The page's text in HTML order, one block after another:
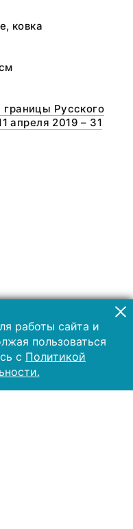
ковка
Русского
апреля 2019 – 31
работы сайта и
пользоваться
с Политикой